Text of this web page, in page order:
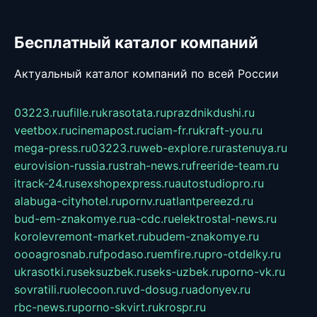
Бесплатный каталог компаний
Актуальный каталог компаний по всей России
03223.ruufille.rukrasotata.ruprazdnikdushi.ru
veetbox.rucinemapost.ruciam-fr.rukraft-you.ru
mega-press.ru03223.ruweb-explore.rurastenuya.ru
eurovision-russia.rustrah-news.rufreeride-team.ru
itrack-24.rusexshopexpress.ruautostudiopro.ru
alabuga-cityhotel.rupornv.ruatlantpereezd.ru
bud-em-znakomye.rua-cdc.ruelektrostal-news.ru
korolevremont-market.rubudem-znakomye.ru
oooagrosnab.rufpodaso.ruemfire.rupro-otdelky.ru
ukrasotki.ruseksuzbek.ruseks-uzbek.ruporno-vk.ru
sovratili.ruolecoon.ruvd-dosug.ruadonyev.ru
rbc-news.ruporno-skvirt.rukrospr.ru